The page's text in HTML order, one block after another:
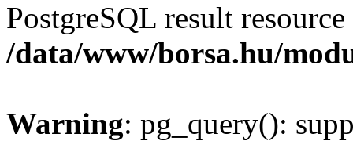
PostgreSQL result
/data/www/borsa.hu/
Warning: pg_query():